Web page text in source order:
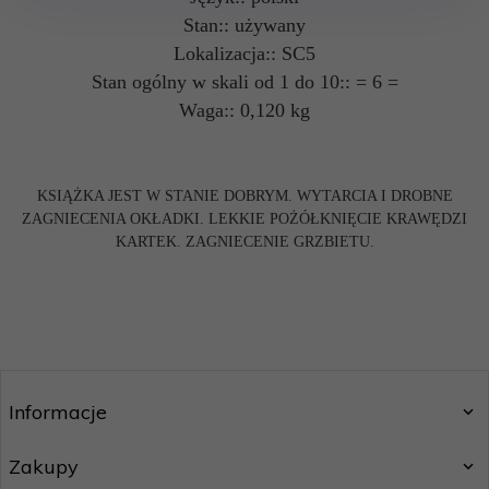
Stan:: używany
Lokalizacja:: SC5
Stan ogólny w skali od 1 do 10:: = 6 =
Waga:: 0,120 kg
KSIĄŻKA JEST W STANIE DOBRYM. WYTARCIA I DROBNE
ZAGNIECENIA OKŁADKI. LEKKIE POŻÓŁKNIĘCIE KRAWĘDZI
KARTEK. ZAGNIECENIE GRZBIETU.
Informacje
Zakupy